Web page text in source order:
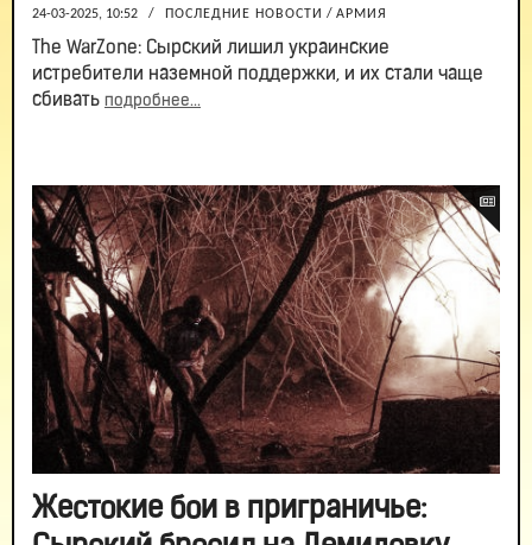
24-03-2025, 10:52 / ПОСЛЕДНИЕ НОВОСТИ / АРМИЯ
The WarZone: Сырский лишил украинские
истребители наземной поддержки, и их стали чаще
сбивать подробнее...
Жестокие бои в приграничье: